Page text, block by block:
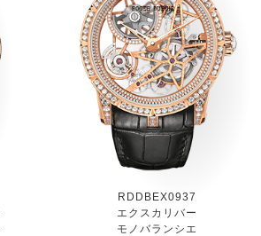
RDDBEX0937
エクスカリバー
モノバランシエ